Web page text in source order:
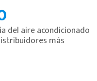
del aire acondicionado
más